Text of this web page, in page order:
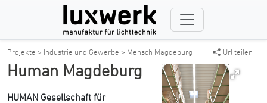
Projekte > Industrie und Gewerbe > Mensch Magdeburg Url teilen
Human Magdeburg
HUMAN Gesellschaft für